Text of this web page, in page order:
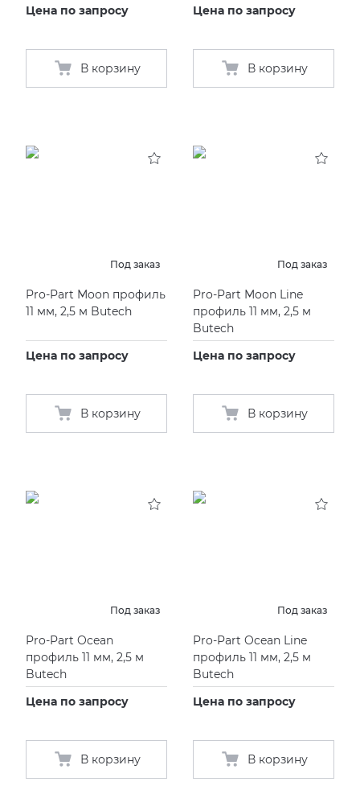
Цена по запросу
В корзину
Цена по запросу
В корзину
Под заказ
Pro-Part Moon профиль
11 мм, 2,5 м Butech
Цена по запросу
В корзину
Под заказ
Pro-Part Moon Line
профиль 11 мм, 2,5 м
Butech
Цена по запросу
В корзину
Под заказ
Pro-Part Ocean
профиль 11 мм, 2,5 м
Butech
Цена по запросу
В корзину
Под заказ
Pro-Part Ocean Line
профиль 11 мм, 2,5 м
Butech
Цена по запросу
В корзину